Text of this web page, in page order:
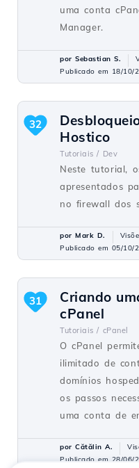
uma conta
Manager.
por Sebastian S.
Publicado em 18/10/
Hostico
Tutoriais / Dev
Neste tutorial,
apresentados
no firewall dos
32
por Mark D.
Publicado em 05/10/
Criando
cPanel
Tutoriais / cPanel
O cPanel
ilimitado de
domínios
os passos
uma conta de
31
por Cătălin A.
Publicado em 28/06/